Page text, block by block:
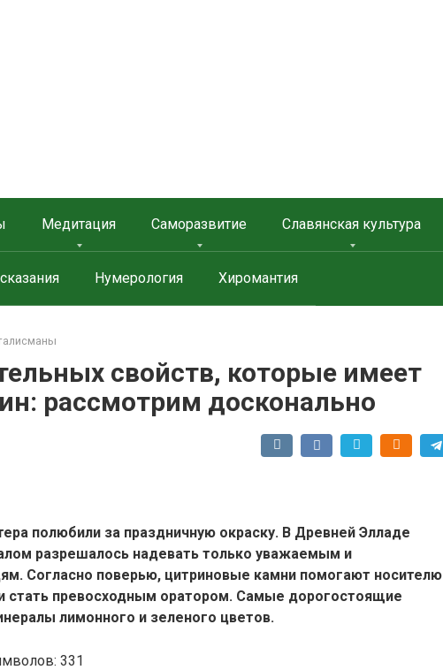
Медитация Саморазвитие Славянская культура
Нумерология Хиромантия
свойств, которые имеет
рассмотрим досконально
полюбили за праздничную окраску. В Древней Элладе
разрешалось надевать только уважаемым и
Согласно поверью, цитриновые камни помогают носителю
стать превосходным оратором. Самые дорогостоящие
лимонного и зеленого цветов.
331